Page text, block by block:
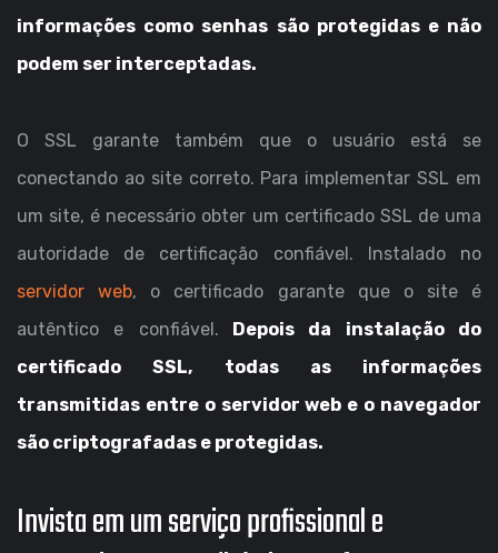
informações como senhas são protegidas e não
podem ser interceptadas.
O SSL garante também que o usuário está se
conectando ao site correto. Para implementar SSL em
um site, é necessário obter um certificado SSL de uma
autoridade de certificação confiável. Instalado no
servidor web, o certificado garante que o site é
autêntico e confiável. Depois da instalação do
certificado SSL, todas as informações
transmitidas entre o servidor web e o navegador
são criptografadas e protegidas.
Invista em um serviço profissional e